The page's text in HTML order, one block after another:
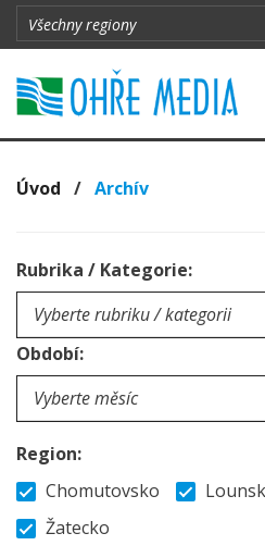
Úvod / Archív
Rubrika / Kategorie:
Období:
Region:
Chomutovsko
Žatecko